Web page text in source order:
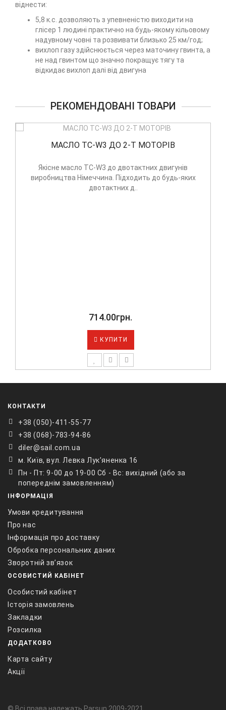
віднести:
5,8 к.с. дозволяють з упевненістю виходити на
глісер 1 людині практично на будь-якому кільовому
надувному човні та розвивати близько 25 км/год;
вихлоп газу здійснюється через маточину гвинта, а
не над гвинтом що значно покращує тягу та
відкидає вихлоп далі від двигуна
РЕКОМЕНДОВАНІ ТОВАРИ
будь-яких
Каністра до мотору Parsun
Деякі з човнових моторів Парсун не
зовнішнім баком, а мають лише внутрішній,
КОНТАКТИ
+38 ‎(050)-411-55-77
+38 (068)-783-94-86
diler@sail.com.ua
м. Київ, вул. Левка Лук'яненка 16
Пн - Пт: 9-00 до 19-00 Сб - Вс: вихідний (або за
попереднім замовленням)
ІНФОРМАЦІЯ
Умови кредитування
Про нас
Інформація про доставку
Обробка персональних даних
Зворотній зв’язок
ОСОБИСТИЙ КАБІНЕТ
Особистий кабінет
Історія замовлень
Закладки
Розсилка
ДОДАТКОВО
Карта сайту
Акції